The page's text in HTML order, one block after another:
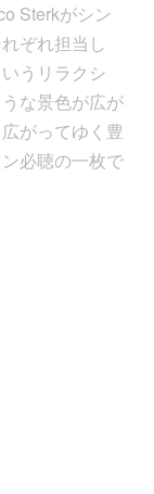
Sterkがシン
ぞれ担当し
うリラクシ
な景色が広が
がってゆく豊
必聴の一枚で